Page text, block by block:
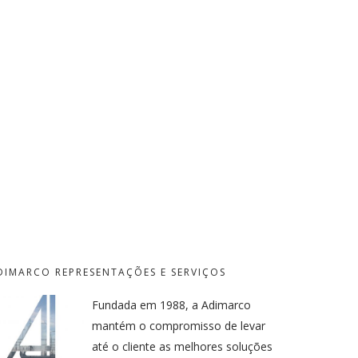
REPRESENTAÇÕES E SERVIÇOS
Fundada em 1988, a Adimarco
mantém o compromisso de levar
até o cliente as melhores soluções